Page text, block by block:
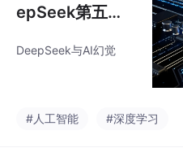
epSeek第五
与AI幻觉（附下
DeepSeek与AI幻觉
#人工智能 #深度学习